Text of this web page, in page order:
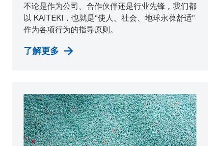
不论是作为公司、合作伙伴还是行业先锋，我们都
以 KAITEKI，也就是“使人、社会、地球永葆舒适”
作为各项行为的指导原则。
了解更多